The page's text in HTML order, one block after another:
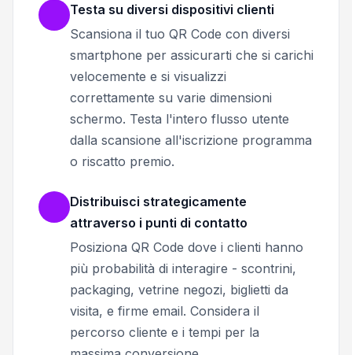
Testa su diversi dispositivi clienti
Scansiona il tuo QR Code con diversi
smartphone per assicurarti che si carichi
velocemente e si visualizzi
correttamente su varie dimensioni
schermo. Testa l'intero flusso utente
dalla scansione all'iscrizione programma
o riscatto premio.
Distribuisci strategicamente
attraverso i punti di contatto
Posiziona QR Code dove i clienti hanno
più probabilità di interagire - scontrini,
packaging, vetrine negozi, biglietti da
visita, e firme email. Considera il
percorso cliente e i tempi per la